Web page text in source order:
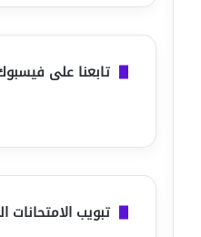
تابعنا على
تبويب